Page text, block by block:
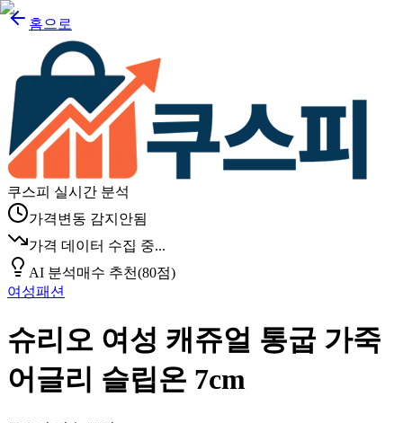
홈으로
쿠스피 실시간 분석
가격변동 감지안됨
가격 데이터 수집 중...
AI 분석매수 추천(80점)
여성패션
슈리오 여성 캐쥬얼 통굽 가죽
어글리 슬립온 7cm